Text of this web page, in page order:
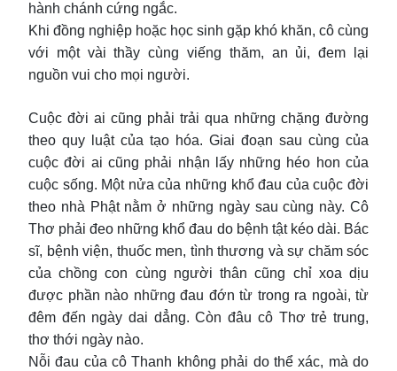
hành chánh cứng ngắc.
Khi đồng nghiệp hoặc học sinh gặp khó khăn, cô cùng
với một vài thầy cùng viếng thăm, an ủi, đem lại
nguồn vui cho mọi người.
Cuộc đời ai cũng phải trải qua những chặng đường
theo quy luật của tạo hóa. Giai đoạn sau cùng của
cuộc đời ai cũng phải nhận lấy những héo hon của
cuộc sống. Một nửa của những khổ đau của cuộc đời
theo nhà Phật nằm ở những ngày sau cùng này. Cô
Thơ phải đeo những khổ đau do bệnh tật kéo dài. Bác
sĩ, bệnh viện, thuốc men, tình thương và sự chăm sóc
của chồng con cùng người thân cũng chỉ xoa dịu
được phần nào những đau đớn từ trong ra ngoài, từ
đêm đến ngày dai dẳng. Còn đâu cô Thơ trẻ trung,
thơ thới ngày nào.
Nỗi đau của cô Thanh không phải do thể xác, mà do